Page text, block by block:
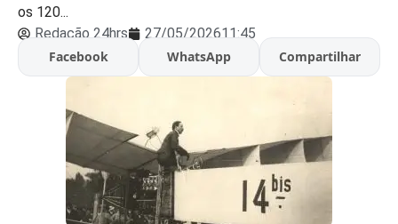
os 120...
Redação 24hrs
27/05/202611:45
Facebook
WhatsApp Compartilhar